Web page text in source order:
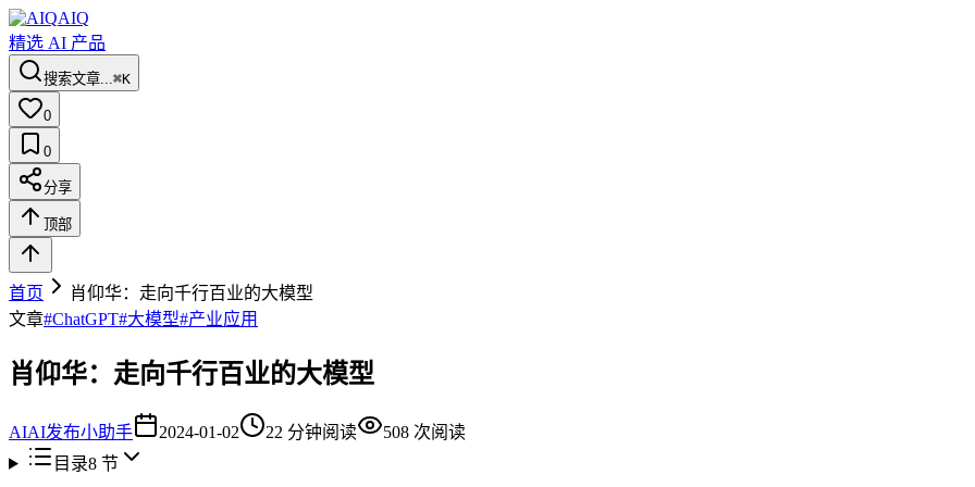
AIQ
精选 AI 产品
搜索文章...⌘K
0
0
分享
顶部
首页
肖仰华：走向千行百业的大模型
文章#ChatGPT#大模型#产业应用
肖仰华：走向千行百业的大模型
AIAI发布小助手 2024-01-02 22 分钟阅读 508 次阅读
目录8节